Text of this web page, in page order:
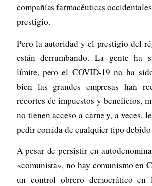
compañías farmacéuticas
prestigio.
Pero la autoridad y el prestigio del
están derrumbando. La gente ha
límite, pero el COVID-19 no ha
bien las grandes empresas han
recortes de impuestos y beneficios,
no tienen acceso a carne y, a veces,
pedir comida de cualquier tipo debido
A pesar de persistir en
«comunista», no hay comunismo en
un control obrero democrático en